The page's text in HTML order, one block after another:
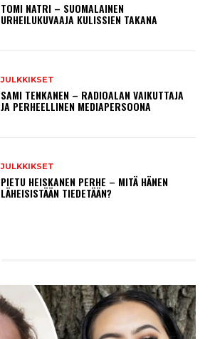
TOMI NATRI – SUOMALAINEN
URHEILUKUVAAJA KULISSIEN TAKANA
JULKKIKSET
SAMI TENKANEN – RADIOALAN VAIKUTTAJA
JA PERHEELLINEN MEDIAPERSOONA
JULKKIKSET
PIETU HEISKANEN PERHE – MITÄ HÄNEN
LÄHEISISTÄÄN TIEDETÄÄN?